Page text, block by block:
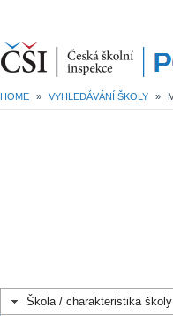
HOME » VYHLEDÁVÁNÍ ŠKOLY »
Škola / charakteristika školy